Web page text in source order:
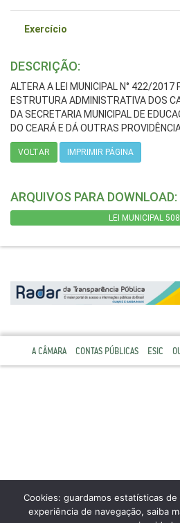
Exercício
DESCRIÇÃO:
ALTERA A LEI MUNICIPAL N° 422/2017
ESTRUTURA ADMINISTRATIVA DOS
DA SECRETARIA MUNICIPAL DE
DO CEARÁ E DÁ OUTRAS
VOLTAR IMPRIMIR PÁGINA
ARQUIVOS PARA DOWNLOAD:
LEI MUNICIPAL
A CÂMARA CONTAS PÚBLICAS ESIC
Cookies: guardamos estatísticas
experiência de navegação, saiba